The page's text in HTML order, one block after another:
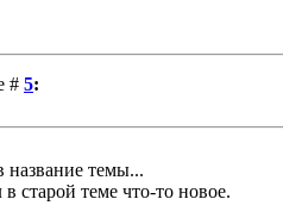
# 5:
название темы...
старой теме что-то новое.